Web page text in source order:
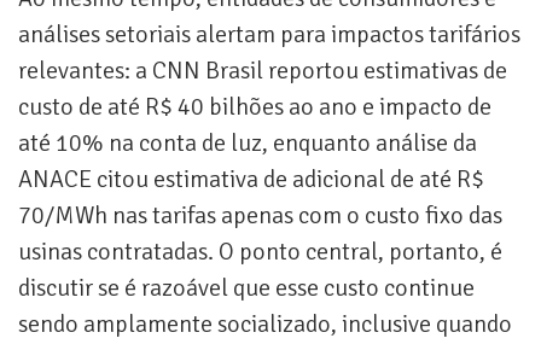
análises setoriais alertam para impactos tarifários
relevantes: a CNN Brasil reportou estimativas de
custo de até R$ 40 bilhões ao ano e impacto de
até 10% na conta de luz, enquanto análise da
ANACE citou estimativa de adicional de até R$
70/MWh nas tarifas apenas com o custo fixo das
usinas contratadas. O ponto central, portanto, é
discutir se é razoável que esse custo continue
sendo amplamente socializado, inclusive quando